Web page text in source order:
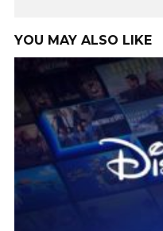
YOU MAY ALSO LIKE